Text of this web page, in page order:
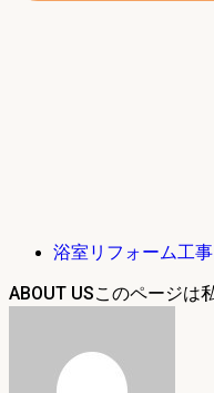
浴室リフォーム工事
ABOUT US